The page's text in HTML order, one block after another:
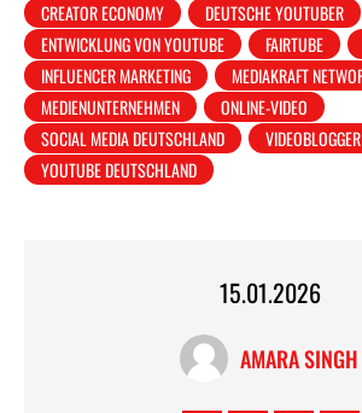
CREATOR ECONOMY DEUTSCHE YOUTUBER
ENTWICKLUNG VON YOUTUBE
FAIRTUBE
INFLUENCER MARKETING
MEDIAKRAFT
MEDIENUNTERNEHMEN
ONLINE-VIDEO
SOCIAL MEDIA DEUTSCHLAND
YOUTUBE DEUTSCHLAND
15.01.2026
AMARA SINGH